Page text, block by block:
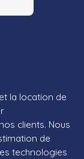
la location de
clients. Nous
de
technologies